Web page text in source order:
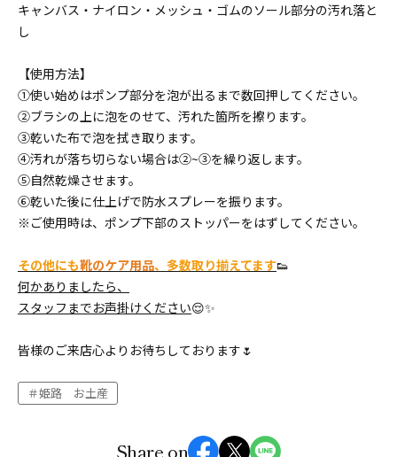
キャンバス・ナイロン・メッシュ・ゴムのソール部分の汚れ落と
し
【使用方法】
①使い始めはポンプ部分を泡が出るまで数回押してください。
②ブラシの上に泡をのせて、汚れた箇所を擦ります。
③乾いた布で泡を拭き取ります。
④汚れが落ち切らない場合は②~③を繰り返します。
⑤自然乾燥させます。
⑥乾いた後に仕上げで防水スプレーを振ります。
※ご使用時は、ポンプ下部のストッパーをはずしてください。
その他にも靴のケア用品、多数取り揃えてます👟
何かありましたら、
スタッフまでお声掛けください😌✨
皆様のご来店心よりお待ちしております🌷︎
姫路 お土産
Share on